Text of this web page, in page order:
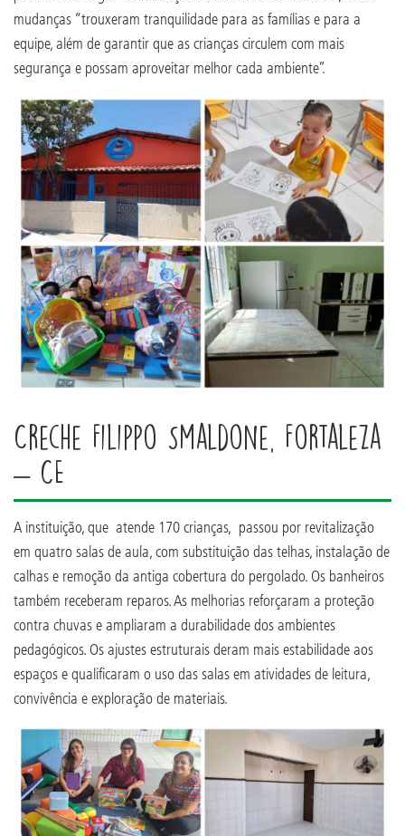
mudanças “trouxeram tranquilidade para as famílias e para a
equipe, além de garantir que as crianças circulem com mais
segurança e possam aproveitar melhor cada ambiente”.
Creche Filippo Smaldone, Fortaleza
– CE
A instituição, que atende 170 crianças, passou por revitalização
em quatro salas de aula, com substituição das telhas, instalação de
calhas e remoção da antiga cobertura do pergolado. Os banheiros
também receberam reparos. As melhorias reforçaram a proteção
contra chuvas e ampliaram a durabilidade dos ambientes
pedagógicos. Os ajustes estruturais deram mais estabilidade aos
espaços e qualificaram o uso das salas em atividades de leitura,
convivência e exploração de materiais.